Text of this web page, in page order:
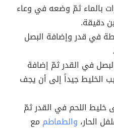
بالماء ثمّ وضعه في وعاء
دقيقة.
في قدر وإضافة البصل
في القدر ثمّ إضافة
الخليط جيداً إلى أن يجف
اللحم في القدر ثمّ
الحار، والطماطم مع